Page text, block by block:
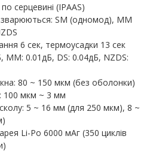
серцевині (IPAAS)
SM (одномод), MM
6 сек, термоусадки 13 сек
MM: 0.01дБ, DS: 0.04дБ, NZDS:
80 ~ 150 мкм (без оболонки)
100 мкм ~ 3 мм
5 ~ 16 мм (для 250 мкм), 8 ~
Li-Po 6000 мАг (350 циклів